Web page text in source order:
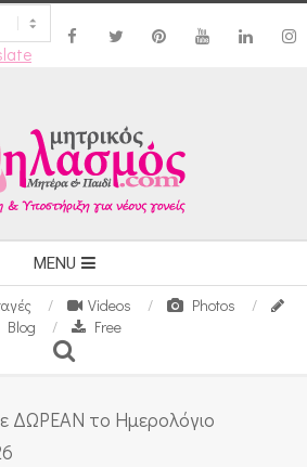
MENU
Videos
Photos
Blog
Free
Search
ΔΩΡΕΑΝ το Ημερολόγιο